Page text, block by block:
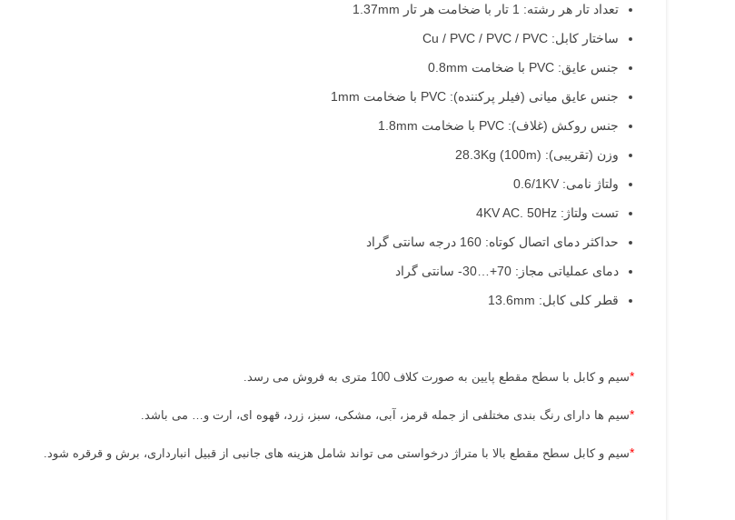
تعداد تار هر رشته: 1 تار با ضخامت هر تار 1.37mm
ساختار کابل: Cu / PVC / PVC / PVC
جنس عایق: PVC با ضخامت 0.8mm
جنس عایق میانی (فیلر پرکننده): PVC با ضخامت 1mm
جنس روکش (غلاف): PVC با ضخامت 1.8mm
وزن (تقریبی): 28.3Kg (100m)
ولتاژ نامی: 0.6/1KV
تست ولتاژ: 4KV AC. 50Hz
حداکثر دمای اتصال کوتاه: 160 درجه سانتی گراد
دمای عملیاتی مجاز: 70+…30- سانتی گراد
قطر کلی کابل: 13.6mm
*سیم و کابل با سطح مقطع پایین به صورت کلاف 100 متری به فروش می رسد.
*سیم ها دارای رنگ بندی مختلفی از جمله قرمز، آبی، مشکی، سبز، زرد، قهوه ای، ارت و… می باشد.
*سیم و کابل سطح مقطع بالا با متراژ درخواستی می تواند شامل هزینه های جانبی از قبیل انبارداری، برش و قرقره شود.